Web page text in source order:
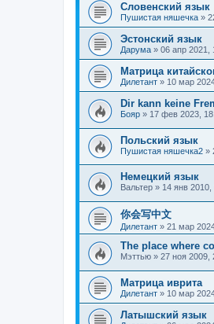
Словенский язык
Пушистая няшечка »
Эстонский язык
Дарума » 06 апр 2021,
Матрица
Дилетант » 10 мар
Dir kann keine
Бояр » 17 фев 2023,
Польский язык
Пушистая няшечка2 »
Немецкий язык
Вальтер » 14 янв 2010,
你会写中文
Дилетант » 21 мар
The place where
Мэттью » 27 ноя 2009,
Матрица иврита
Дилетант » 10 мар
Латышский язык